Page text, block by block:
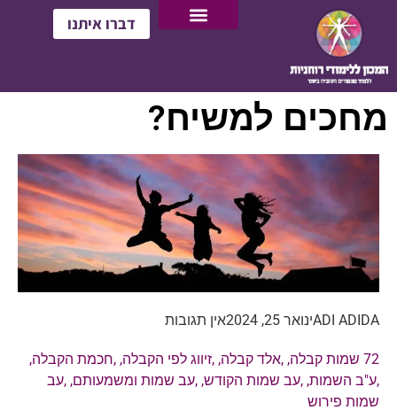
דברו איתנו
מחכים למשיח?
ADI ADIDAינואר 25, 2024 אין תגובות
72 שמות קבלה , ,אלד קבלה, ,זיווג לפי הקבלה, ,חכמת הקבלה,
,ע"ב השמות, ,עב שמות הקודש, ,עב שמות ומשמעותם, ,עב
שמות פירוש